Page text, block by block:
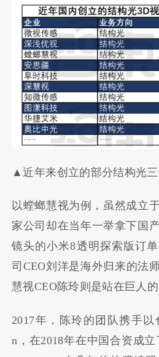
▲近年来创立的部分结构光
以螳螂慧视为例，虽然成立
家公司却在当年一举拿下国
镜头的小米8透明探索版订
司CEO刘洋是海外归来的法
慧视CEO陈玲则是站在巨人
2017年，陈玲的团队携手以
n，在2018年在中国合资成